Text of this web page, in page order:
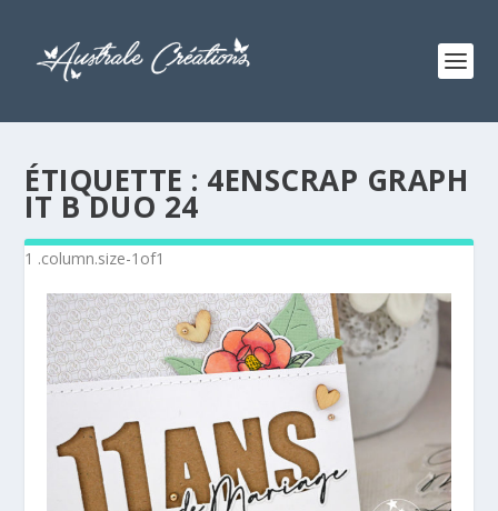
ÉTIQUETTE : 4ENSCRAP GRAPH
IT B DUO 24